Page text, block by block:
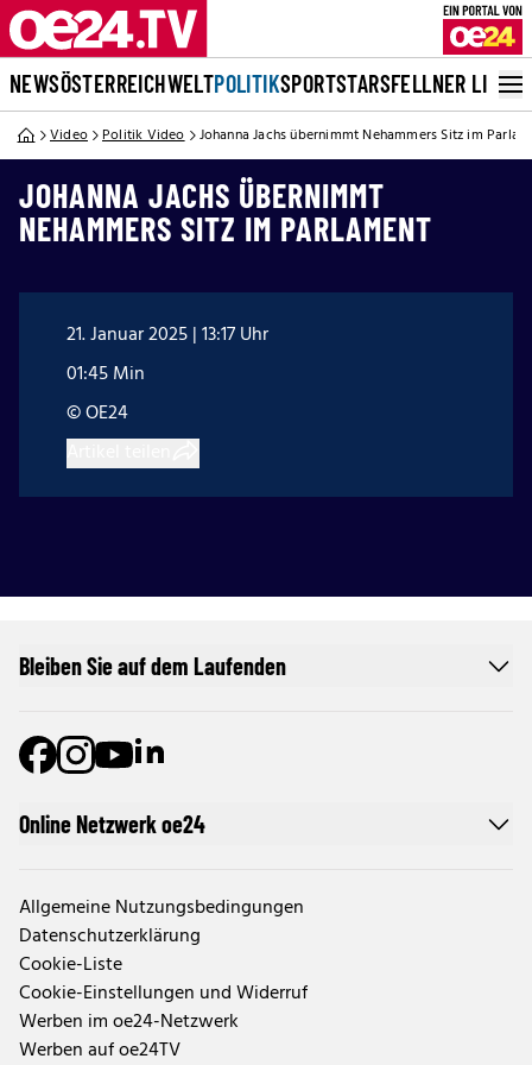
NEWSÖSTERREICHWELTPOLITIKSPORTSTARSFELLNER LIVE
Video Politik Video Johanna Jachs übernimmt Nehammers Sitz im
JOHANNA JACHS ÜBERNIMMT
NEHAMMERS SITZ IM PARLAMENT
21. Januar 2025 | 13:17 Uhr
01:45 Min
© OE24
Online Netzwerk oe24
Allgemeine Nutzungsbedingungen
Datenschutzerklärung
Cookie-Liste
Cookie-Einstellungen und Widerruf
Werben im oe24-Netzwerk
Werben auf oe24TV
Bleiben Sie auf dem Laufenden